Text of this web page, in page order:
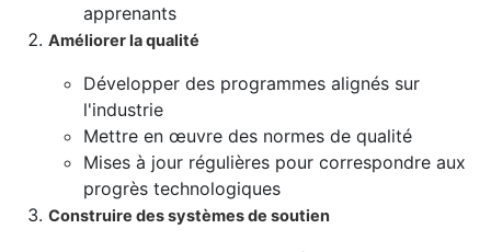
apprenants
Améliorer la qualité
Développer des programmes alignés sur
l'industrie
Mettre en œuvre des normes de qualité
Mises à jour régulières pour correspondre aux
progrès technologiques
Construire des systèmes de soutien